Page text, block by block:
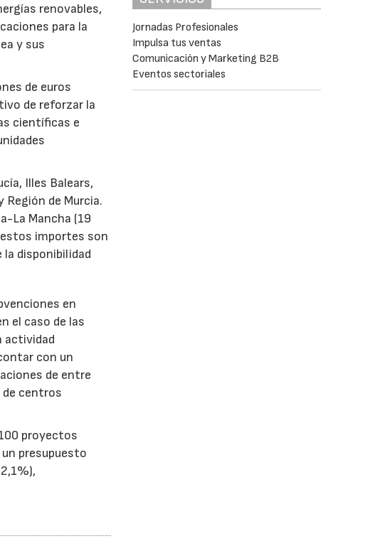
renovables,
para la
y sus
de euros
de reforzar la
científicas e
Illes Balears,
Región de Murcia.
La Mancha (19
estos importes son
disponibilidad
en
el caso de las
actividad
con un
de entre
de centros
proyectos
presupuesto
Jornadas Profesionales
Impulsa tus ventas
Comunicación y Marketing B2B
Eventos sectoriales